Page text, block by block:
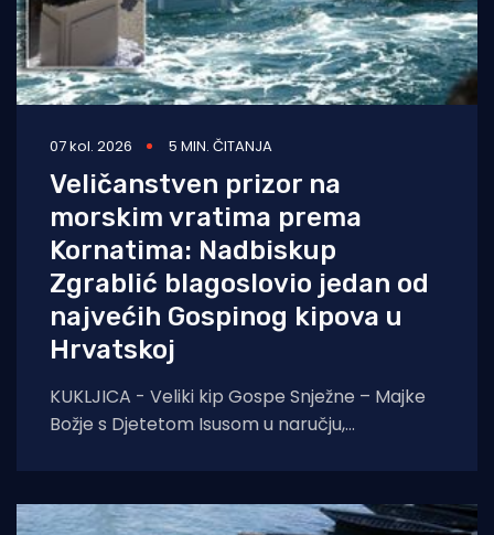
07 kol. 2026 5 MIN. ČITANJA
Veličanstven prizor na
morskim vratima prema
Kornatima: Nadbiskup
Zgrablić blagoslovio jedan od
najvećih Gospinog kipova u
Hrvatskoj
KUKLJICA - Veliki kip Gospe Snježne – Majke
Božje s Djetetom Isusom u naručju,